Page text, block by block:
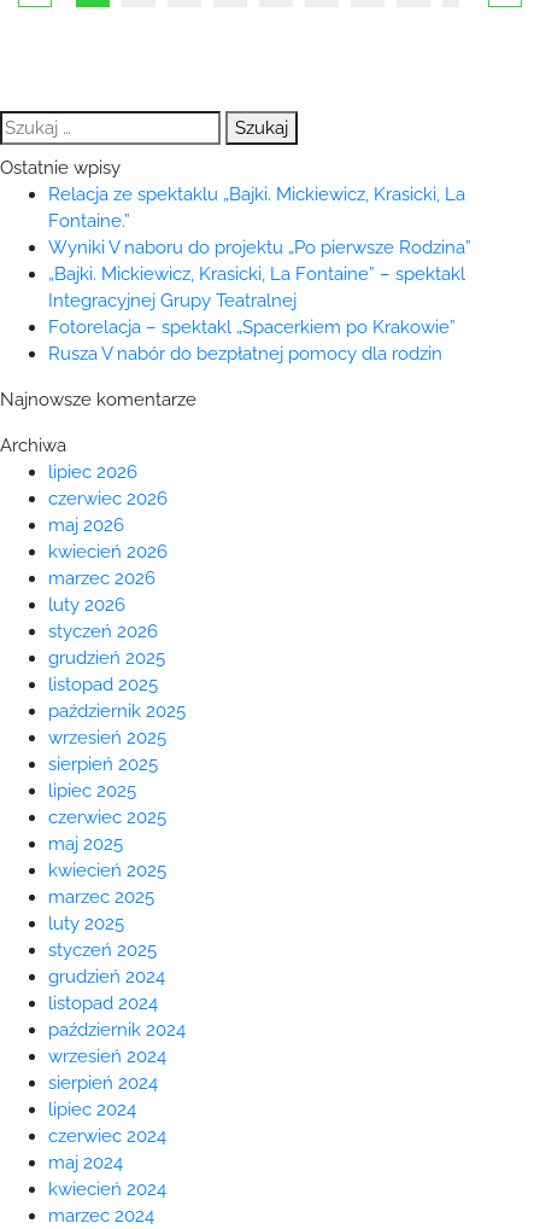
Szukaj:
Ostatnie wpisy
Relacja ze spektaklu „Bajki. Mickiewicz, Krasicki, La
Fontaine.”
Wyniki V naboru do projektu „Po pierwsze Rodzina”
„Bajki. Mickiewicz, Krasicki, La Fontaine” – spektakl
Integracyjnej Grupy Teatralnej
Fotorelacja – spektakl „Spacerkiem po Krakowie”
Rusza V nabór do bezpłatnej pomocy dla rodzin
Najnowsze komentarze
Archiwa
lipiec 2026
czerwiec 2026
maj 2026
kwiecień 2026
marzec 2026
luty 2026
styczeń 2026
grudzień 2025
listopad 2025
październik 2025
wrzesień 2025
sierpień 2025
lipiec 2025
czerwiec 2025
maj 2025
kwiecień 2025
marzec 2025
luty 2025
styczeń 2025
grudzień 2024
listopad 2024
październik 2024
wrzesień 2024
sierpień 2024
lipiec 2024
czerwiec 2024
maj 2024
kwiecień 2024
marzec 2024